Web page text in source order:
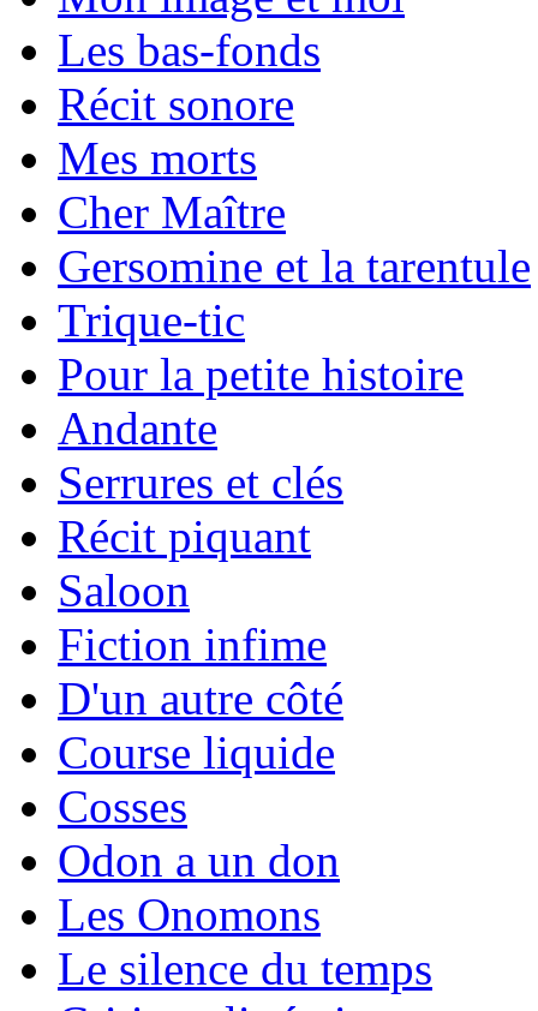
Les bas-fonds
Récit sonore
Mes morts
Cher Maître
Gersomine et la tarentule
Trique-tic
Pour la petite histoire
Andante
Serrures et clés
Récit piquant
Saloon
Fiction infime
D'un autre côté
Course liquide
Cosses
Odon a un don
Les Onomons
Le silence du temps